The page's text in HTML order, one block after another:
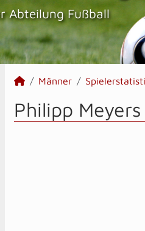
Abteilung Fußball
Männer
Philipp